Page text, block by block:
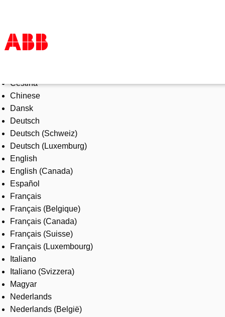
Products & Solutions
Industries
Services
About us
Where to buy
Contact us
Careers
Čeština
Chinese
Dansk
Deutsch
Deutsch (Schweiz)
Deutsch (Luxemburg)
English
English (Canada)
Español
Français
Français (Belgique)
Français (Canada)
Français (Suisse)
Français (Luxembourg)
Italiano
Italiano (Svizzera)
Magyar
Nederlands
Nederlands (België)